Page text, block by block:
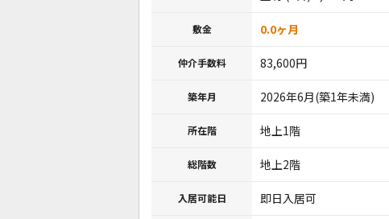
敷金 0.0ヶ月
仲介手数料 83,600円
築年月 2026年6月(築1年未満)
所在階 地上1階
総階数 地上2階
入居可能日 即日入居可 ※実入居